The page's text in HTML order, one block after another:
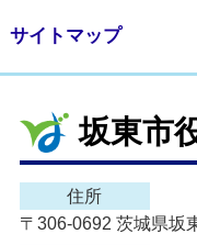
サイトマップ
坂東市
住所
〒306-0692 茨城県坂